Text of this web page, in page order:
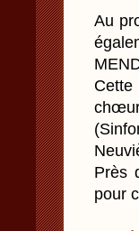
Au
Près
pour